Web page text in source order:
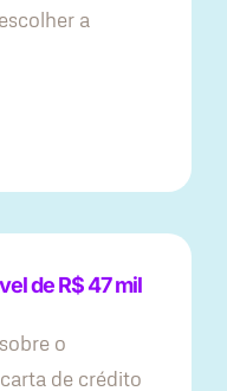
a
de R$ 47 mil
o
de crédito